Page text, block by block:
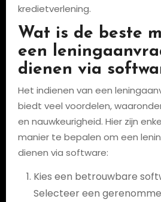
kredietverlening.
Wat is de beste
een
dienen via
Het indienen van een
biedt veel voordelen,
en nauwkeurigheid. Hier zijn
manier te bepalen om een
dienen via software:
Kies een betrouwbare
Selecteer een